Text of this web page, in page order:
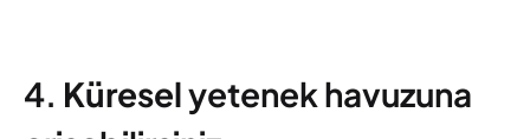
4. Küreselyetenek havuzuna